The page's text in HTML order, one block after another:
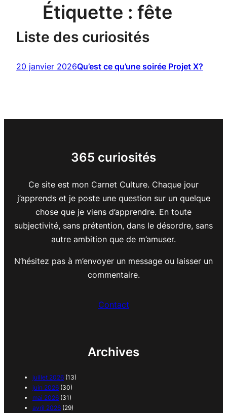
Étiquette : fête
Liste des curiosités
20 janvier 2026Qu’est ce qu’une soirée Projet X?
365 curiosités
Ce site est mon Carnet Culture. Chaque jour
j’apprends et je poste une question sur un quelque
chose que je viens d’apprendre. En toute
subjectivité, sans prétention, dans le désordre, sans
autre ambition que de m’amuser.
N’hésitez pas à m’envoyer un message ou laisser un
commentaire.
Contact
Archives
juillet 2026 (13)
juin 2026 (30)
mai 2026 (31)
avril 2026 (29)